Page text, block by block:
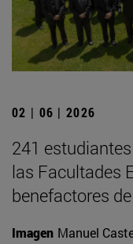
02 | 06 | 2026
241
las Facultades
benefactores
Imagen Manuel